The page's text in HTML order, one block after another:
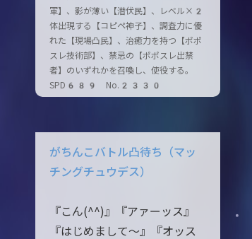
軍】、影が薄い【潜伏民】、レベル×2
体出現する【コピペ神子】、調査力に優
れた【現場凸民】、治癒力を持つ【ポポ
スレ技術部】、禁忌の【ポポスレ出禁
者】のいずれかを召喚し、使役する。
SPD689 No.2330
がちんこバトル凸待ち（マッ
チングチュウデス）
『こん(^^)』『アァーッス』
『はじめまして〜』『オッス